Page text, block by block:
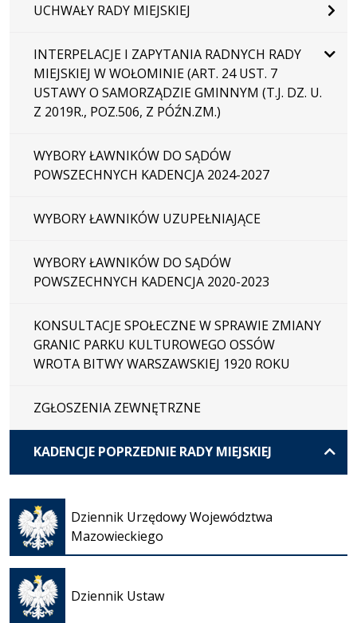
UCHWAŁY RADY MIEJSKIEJ
INTERPELACJE I ZAPYTANIA RADNYCH RADY
MIEJSKIEJ W WOŁOMINIE (ART. 24 UST. 7
USTAWY O SAMORZĄDZIE GMINNYM (T.J. DZ. U.
Z 2019R., POZ.506, Z PÓŹN.ZM.)
WYBORY ŁAWNIKÓW DO SĄDÓW
POWSZECHNYCH KADENCJA 2024-2027
WYBORY ŁAWNIKÓW UZUPEŁNIAJĄCE
WYBORY ŁAWNIKÓW DO SĄDÓW
POWSZECHNYCH KADENCJA 2020-2023
KONSULTACJE SPOŁECZNE W SPRAWIE ZMIANY
GRANIC PARKU KULTUROWEGO OSSÓW
WROTA BITWY WARSZAWSKIEJ 1920 ROKU
ZGŁOSZENIA ZEWNĘTRZNE
KADENCJE POPRZEDNIE RADY MIEJSKIEJ
Dziennik Urzędowy Województwa
Mazowieckiego
Otwiera
się w
nowej
karcie
Dziennik Ustaw
Otwiera
się w
nowej